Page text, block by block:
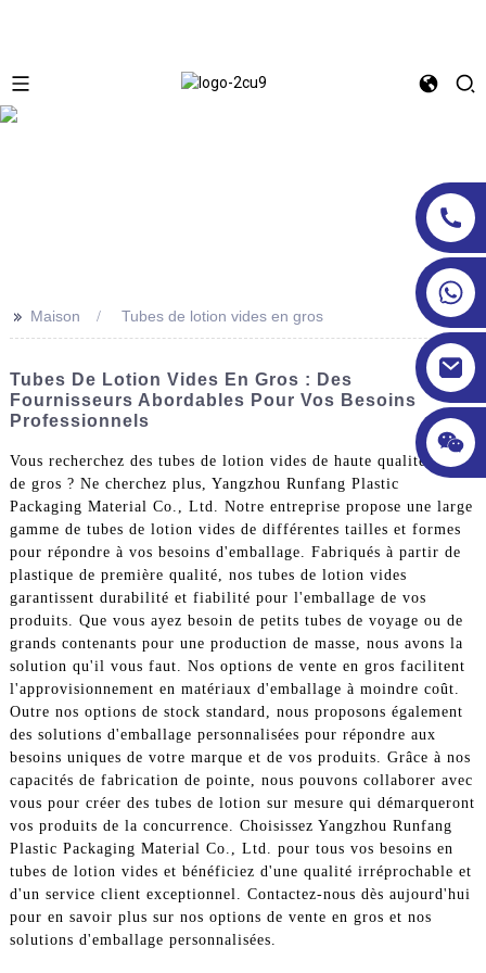
>> Maison Tubes de lotion vides en gros
Tubes De Lotion Vides En Gros : Des
Fournisseurs Abordables Pour Vos Besoins
Professionnels
Vous recherchez des tubes de lotion vides de haute qualité à prix
de gros ? Ne cherchez plus, Yangzhou Runfang Plastic
Packaging Material Co., Ltd. Notre entreprise propose une large
gamme de tubes de lotion vides de différentes tailles et formes
pour répondre à vos besoins d'emballage. Fabriqués à partir de
plastique de première qualité, nos tubes de lotion vides
garantissent durabilité et fiabilité pour l'emballage de vos
produits. Que vous ayez besoin de petits tubes de voyage ou de
grands contenants pour une production de masse, nous avons la
solution qu'il vous faut. Nos options de vente en gros facilitent
l'approvisionnement en matériaux d'emballage à moindre coût.
Outre nos options de stock standard, nous proposons également
des solutions d'emballage personnalisées pour répondre aux
besoins uniques de votre marque et de vos produits. Grâce à nos
capacités de fabrication de pointe, nous pouvons collaborer avec
vous pour créer des tubes de lotion sur mesure qui démarqueront
vos produits de la concurrence. Choisissez Yangzhou Runfang
Plastic Packaging Material Co., Ltd. pour tous vos besoins en
tubes de lotion vides et bénéficiez d'une qualité irréprochable et
d'un service client exceptionnel. Contactez-nous dès aujourd'hui
pour en savoir plus sur nos options de vente en gros et nos
solutions d'emballage personnalisées.